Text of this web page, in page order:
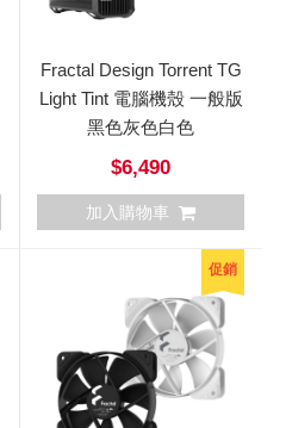
Fractal Design Torrent TG
Light Tint 電腦機殼 一般版
黑色灰色白色
$6,490
加入購物車
促銷